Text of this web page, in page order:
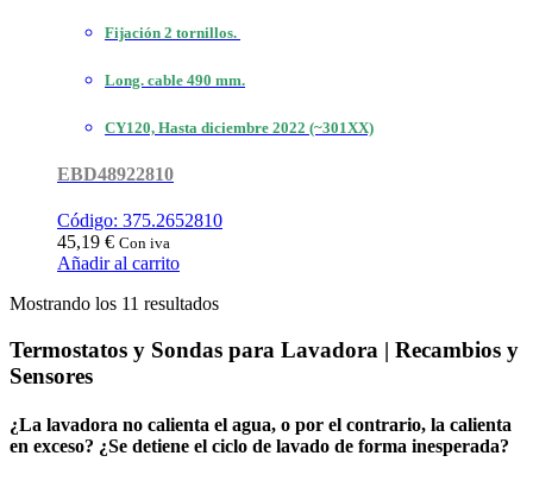
Fijación 2 tornillos.
Long. cable 490 mm.
CY120, Hasta diciembre 2022 (~301XX)
EBD48922810
Código: 375.2652810
45,19 € Con iva
Añadir al carrito
Mostrando los 11 resultadosOrdenado
popularidad
Termostatos y Sondas para Lavadora | Recambios y
Sensores
¿La lavadora no calienta el agua, o por el contrario, la calienta
en exceso? ¿Se detiene el ciclo de lavado de forma inesperada?